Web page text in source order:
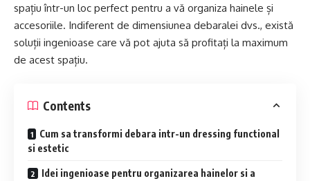
spațiu într-un loc perfect pentru a vă organiza hainele și
accesoriile. Indiferent de dimensiunea debaralei dvs., există
soluții ingenioase care vă pot ajuta să profitați la maximum
de acest spațiu.
Contents
Cum sa transformi debara intr-un dressing functional
si estetic
Idei ingenioase pentru organizarea hainelor si a